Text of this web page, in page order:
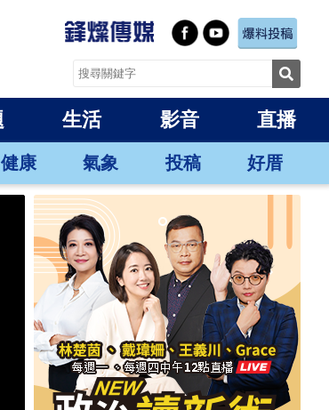
生活 影音 直播
健康 氣象 投稿 好厝